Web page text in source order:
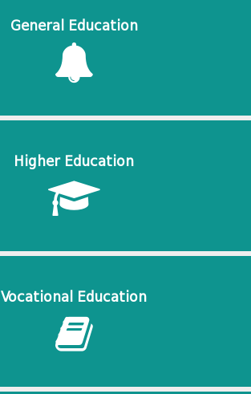
General Education
Higher Education
Vocational Education